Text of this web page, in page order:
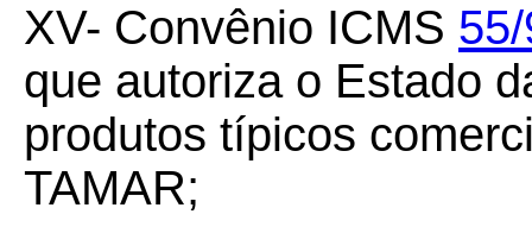
XV- Convênio ICMS
que autoriza o Estado
produtos típicos
TAMAR;